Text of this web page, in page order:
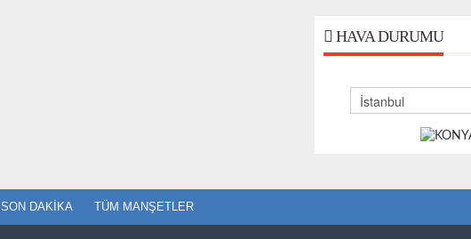
HAVA DURUMU
SON DAKIKA TÜM MANŞETLER